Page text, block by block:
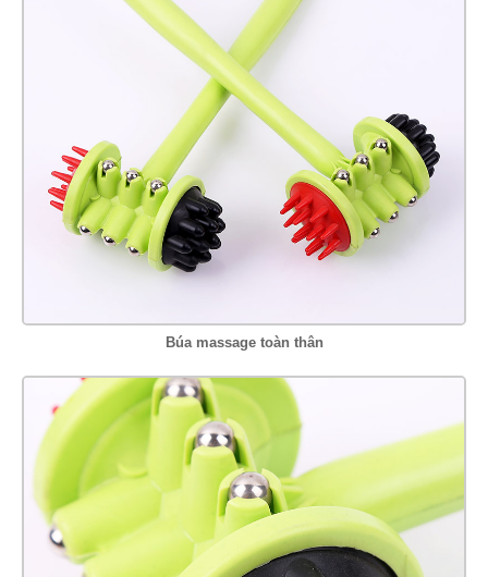
Búa massage toàn thân